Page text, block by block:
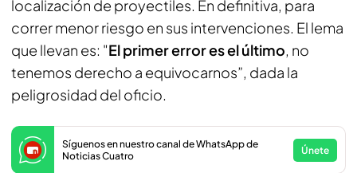
localización de proyectiles. En definitiva, para
correr menor riesgo en sus intervenciones. El lema
que llevan es: "El primer error es el último, no
tenemos derecho a equivocarnos”, dada la
peligrosidad del oficio.
Síguenos en nuestro canal de WhatsApp de
Noticias Cuatro
Únete